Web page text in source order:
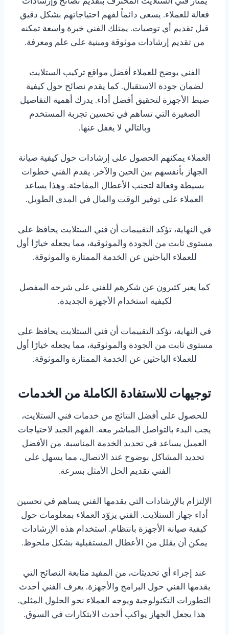
فعالة للعملاء. يسعى دائماً لفهم احتياجاتهم بشكل دقيق
قبل تقديم أي توصيات. يمتلك الفني خبرة واسعة تمكنه
من تقديم إرشادات موثوقة ومبنية على علم ومعرفة.
الفني يوضح للعملاء أفضل مواقع تركيب الستلايت
لضمان جودة الاستقبال. كما يقدم نصائح حول كيفية
ضبط الأجهزة لتحقيق أفضل أداء. يدرك أهمية التفاصيل
الصغيرة التي تساهم في تحسين تجربة المستخدم
وبالتالي لا يغفل عنها.
العملاء يمكنهم الحصول على إرشادات حول كيفية صيانة
الجهاز بأنفسهم بين الحين والآخر. يقدم الفني خطوات
بسيطة وفعالة لتجنب الأعطال المفاجئة. وهذا يساعد
العملاء على توفير الوقت والمال في المدى الطويل.
في النهاية، تؤكد التقييمات أن فني الستلايت يحافظ على
مستوى ثابت من الجودة والموثوقية، مما يجعله خيارًا أول
للعملاء الباحثين عن الخدمة الممتازة والموثوقة.
كما يعبر كثيرون عن شكرهم للفني على شرحه المفصل
لكيفية استخدام الأجهزة الجديدة.
في النهاية، تؤكد التقييمات أن فني الستلايت يحافظ على
مستوى ثابت من الجودة والموثوقية، مما يجعله خيارًا أول
للعملاء الباحثين عن الخدمة الممتازة والموثوقة.
توجيهات للاستفادة الكاملة من الخدمات
للحصول على أفضل النتائج من خدمات فني الستلايت،
يجب البدء بالتواصل المباشر معه. الفهم الجيد لاحتياجات
العميل يساعد في تحديد الخدمة المناسبة. من الأفضل
تحديد المشاكل بوضوح عند الاتصال، مما يسهل على
الفني تقديم الحل الأمثل بسرعة.
الإلتزام بالإرشادات التي يقدمها الفني يساهم في تحسين
أداء جهاز الستلايت. الفني يزوّد العملاء بمعلومات حول
كيفية صيانة الأجهزة بانتظام. استخدام هذه الإرشادات
يمكن أن يقلل من الأعطال المستقبلية بشكل ملحوظ.
عند إجراء أي تحديثات، من المفيد متابعة النصائح التي
يقدمها الفني حول البرامج والأجهزة. يعرف الفني أحدث
التطورات التكنولوجية ويوجه العملاء نحو الحلول المثلى.
هذا يجعل الجهاز يواكب أحدث الابتكارات في السوق.